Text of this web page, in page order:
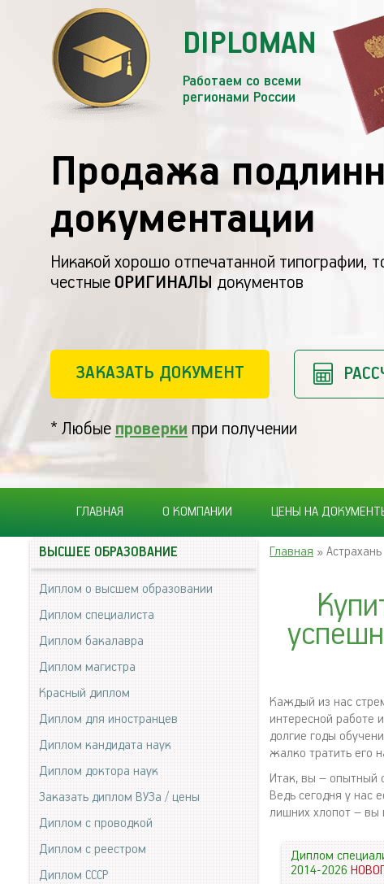
DIPLOMAN
Работаем со всеми
регионами России
Продажа
документации
Никакой хорошо отпечатанной типографии,
честные ОРИГИНАЛЫ документов
ЗАКАЗАТЬ ДОКУМЕНТ
* Любые проверки при получении
ГЛАВНАЯ О КОМПАНИИ ЦЕНЫ НА
Главная » Астрахань
Каждый из нас
интересной работе
долгие годы
жалко тратить его
Итак, вы – опытный
Ведь сегодня у нас
лишних хлопот – вы
Диплом
2014-2026
ВЫСШЕЕ ОБРАЗОВАНИЕ
Диплом о высшем образовании
Диплом специалиста
Диплом бакалавра
Диплом магистра
Красный диплом
Диплом для иностранцев
Диплом кандидата наук
Диплом доктора наук
Заказать диплом ВУЗа / цены
Диплом с проводкой
Диплом с реестром
Диплом СССР